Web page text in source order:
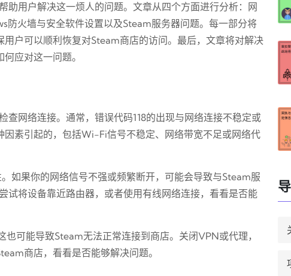
助用户解决这一烦人的问题。文章从四个方面进行分析：网
火墙与安全软件设置以及Steam服务器问题。每一部分将
户可以顺利恢复对Steam商店的访问。最后，文章将对解决
应对这一问题。
查网络连接。通常，错误代码118的出现与网络连接不稳定或
因素引起的，包括Wi-Fi信号不稳定、网络带宽不足或网络代
如果你的网络信号不强或频繁断开，可能会导致与Steam服
试将设备靠近路由器，或者使用有线网络连接，看看是否能
可能导致Steam无法正常连接到商店。关闭VPN或代理，
商店，看看是否能够解决问题。